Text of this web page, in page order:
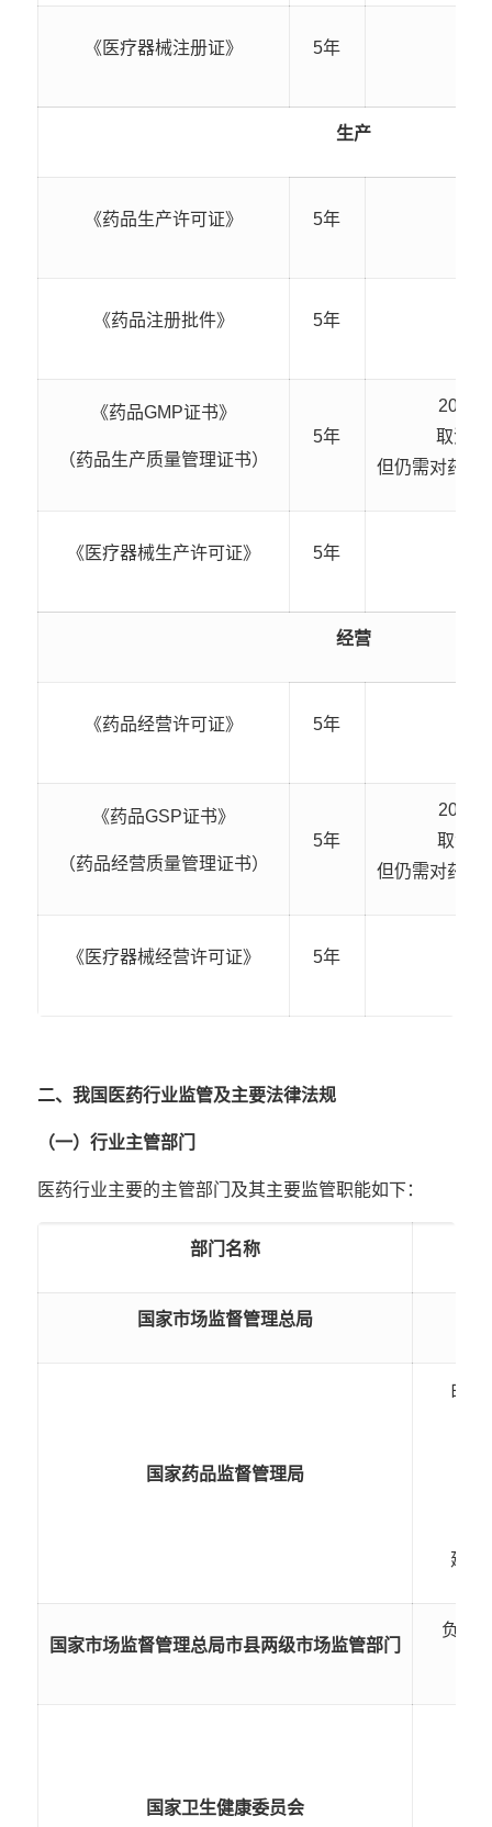
《医疗器械注册证》 5年
生产
《药品生产许可证》 5年
《药品注册批件》 5年
《药品GMP证书》
（药品生产质量管理证书）
5年
2019
取消
但仍需对药品
《医疗器械生产许可证》 5年
经营
《药品经营许可证》 5年
《药品GSP证书》
（药品经营质量管理证书）
5年
2019
取消
但仍需对药品
《医疗器械经营许可证》 5年
二、 我国医药行业监管及主要法律法规
（一）行业主管部门
医药行业主要的主管部门及其主要监管职能如下：
部门名称
国家市场监督管理总局
国家药品监督管理局
由国
建立
国家市场监督管理总局市县两级市场监管部门
负责
国家卫生健康委员会